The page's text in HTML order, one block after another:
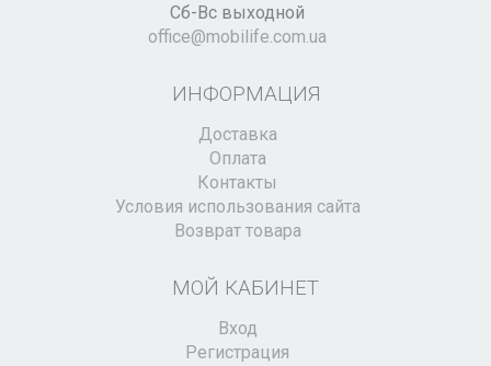
Сб-Вс выходной
office@mobilife.com.ua
ИНФОРМАЦИЯ
Доставка
Оплата
Контакты
Условия использования сайта
Возврат товара
МОЙ КАБИНЕТ
Вход
Регистрация